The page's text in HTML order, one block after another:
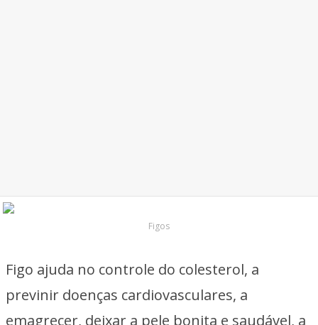
Figos
Figo ajuda no controle do colesterol, a
previnir doenças cardiovasculares, a
emagrecer, deixar a pele bonita e saudável, a